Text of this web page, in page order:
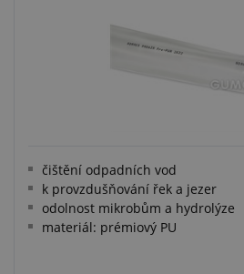
čištění odpadních vod
k provzdušňování řek a jezer
odolnost mikrobům a hydrolýze
materiál: prémiový PU